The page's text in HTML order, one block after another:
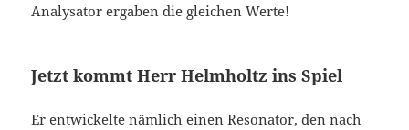
Analysator ergaben die gleichen Werte!
Jetzt kommt Herr Helmholtz ins Spiel
Er entwickelte nämlich einen Resonator, den nach